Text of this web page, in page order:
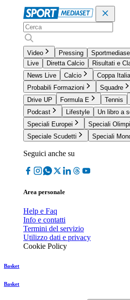
Video Pressing
Live
Diretta Calcio
Risultati e
News Live
Calcio Coppa Italia
Probabili Formazioni
Squadre
Drive UP
Formula E Tennis
Podcast
Lifestyle
Un libro a
Speciali Europei
Speciali
Speciale Scudetti
Speciali
Seguici anche su
Area personale
Help e Faq
Info e contatti
Termini del servizio
Utilizzo dati e privacy
Cookie Policy
Basket
Basket